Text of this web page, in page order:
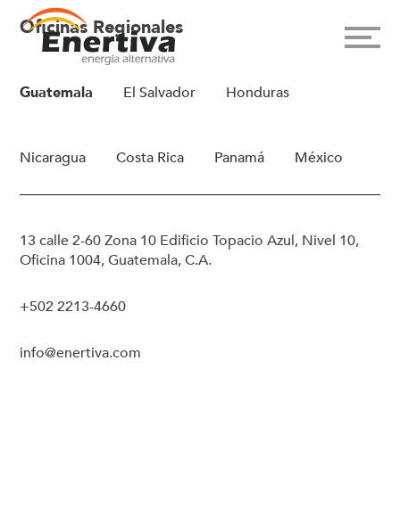
Oficinas Regionales
Guatemala El Salvador Honduras
Nicaragua Costa Rica Panamá México
13 calle 2-60 Zona 10 Edificio Topacio Azul, Nivel 10,
Oficina 1004, Guatemala, C.A.
+502 2213-4660
info@enertiva.com